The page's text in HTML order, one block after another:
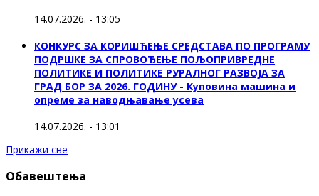
14.07.2026. - 13:05
КОНКУРС ЗА КОРИШЋЕЊЕ СРЕДСТАВА ПО ПРОГРАМУ
ПОДРШКЕ ЗА СПРОВОЂЕЊЕ ПОЉОПРИВРЕДНЕ
ПОЛИТИКЕ И ПОЛИТИКЕ РУРАЛНОГ РАЗВОЈА ЗА
ГРАД БОР ЗА 2026. ГОДИНУ - Куповина машина и
опреме за наводњавање усева
14.07.2026. - 13:01
Прикажи све
Обавештења